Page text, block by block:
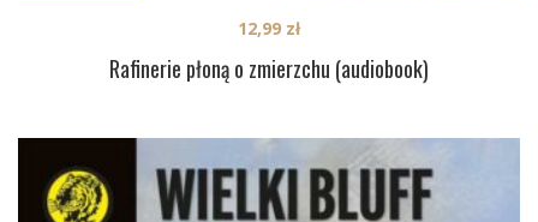
Rafinerie płoną o zmierzchu (audiobook)
12,99 zł